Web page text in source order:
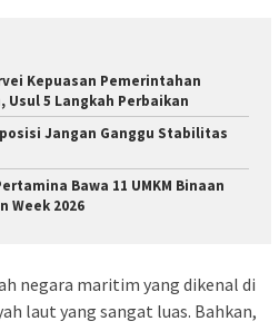
Kepuasan Pemerintahan
5 Langkah Perbaikan
Jangan Ganggu Stabilitas
Bawa 11 UMKM Binaan
Week 2026
negara maritim yang dikenal di
laut yang sangat luas. Bahkan,